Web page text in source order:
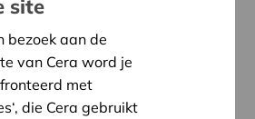
leeshuisje
respectvolle samenleving
site
bezoek aan de
van Cera word je
met
die Cera gebruikt